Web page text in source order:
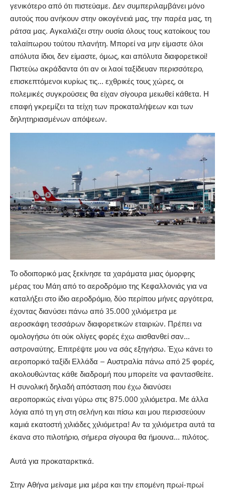
γενικότερο από ότι πιστεύαμε. Δεν συμπεριλαμβάνει μόνο
αυτούς που ανήκουν στην οικογένειά μας, την παρέα μας, τη
ράτσα μας. Αγκαλιάζει στην ουσία όλους τους κατοίκους του
ταλαίπωρου τούτου πλανήτη. Μπορεί να μην είμαστε όλοι
απόλυτα ίδιοι, δεν είμαστε, όμως, και απόλυτα διαφορετικοί!
Πιστεύω ακράδαντα ότι αν οι λαοί ταξίδευαν περισσότερο,
επισκεπτόμενοι κυρίως τις… εχθρικές τους χώρες, οι
πολεμικές συγκρούσεις θα είχαν σίγουρα μειωθεί κάθετα. Η
επαφή γκρεμίζει τα τείχη των προκαταλήψεων και των
δηλητηριασμένων απόψεων.
Το οδοιπορικό μας ξεκίνησε τα χαράματα μιας όμορφης
μέρας του Μάη από το αεροδρόμιο της Κεφαλλονιάς για να
καταλήξει στο ίδιο αεροδρόμιο, δύο περίπου μήνες αργότερα,
έχοντας διανύσει πάνω από 35.000 χιλιόμετρα με
αεροσκάφη τεσσάρων διαφορετικών εταιριών. Πρέπει να
ομολογήσω ότι ούκ ολίγες φορές έχω αισθανθεί σαν…
αστροναύτης. Επιτρέψτε μου να σάς εξηγήσω. Έχω κάνει το
αεροπορικό ταξίδι Ελλάδα – Αυστραλία πάνω από 25 φορές,
ακολουθώντας κάθε διαδρομή που μπορείτε να φαντασθείτε.
Η συνολική δηλαδή απόσταση που έχω διανύσει
αεροπορικώς είναι γύρω στις 875.000 χιλιόμετρα. Με άλλα
λόγια από τη γη στη σελήνη και πίσω και μου περισσεύουν
καμιά εκατοστή χιλιάδες χιλιόμετρα! Αν τα χιλιόμετρα αυτά τα
έκανα στο πιλοτήριο, σήμερα σίγουρα θα ήμουνα… πιλότος.
Αυτά για προκαταρκτικά.
Στην Αθήνα μείναμε μια μέρα και την επομένη πρωί-πρωί